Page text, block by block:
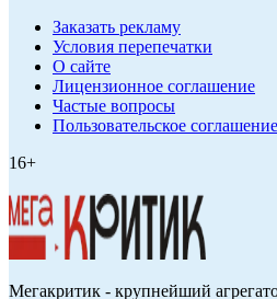
Заказать рекламу
Условия перепечатки
О сайте
Лицензионное соглашение
Частые вопросы
Пользовательское соглашение
16+
Мегакритик - крупнейший